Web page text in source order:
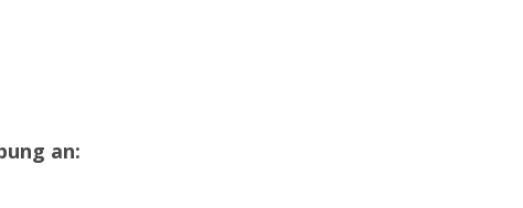
an: